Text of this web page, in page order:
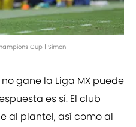
Cup | Simon
gane la Liga MX puede
es sí. El club
al plantel, así como al